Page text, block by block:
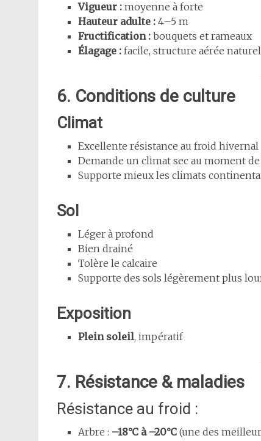
Vigueur : moyenne à forte
Hauteur adulte : 4–5 m
Fructification : bouquets et rameaux
Élagage : facile, structure aérée
6. Conditions de culture
Climat
Excellente résistance au froid hivernal
Demande un climat sec au moment
Supporte mieux les climats
Sol
Léger à profond
Bien drainé
Tolère le calcaire
Supporte des sols légèrement plus
Exposition
Plein soleil, impératif
7. Résistance & maladies
Résistance au froid :
Arbre : –18°C à –20°C (une des